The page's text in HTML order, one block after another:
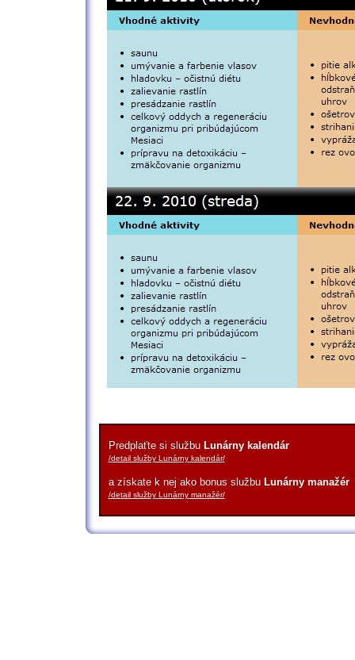
Predplaťte si službu Lunárny kalendár
/detail služby Lunárny kalendár/
a získate k nej ako bonus službu Lunárny manažér
/detail služby Lunárny manažér/